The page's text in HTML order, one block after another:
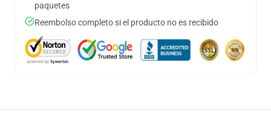
paquetes
Reembolso completo si el producto no es recibido